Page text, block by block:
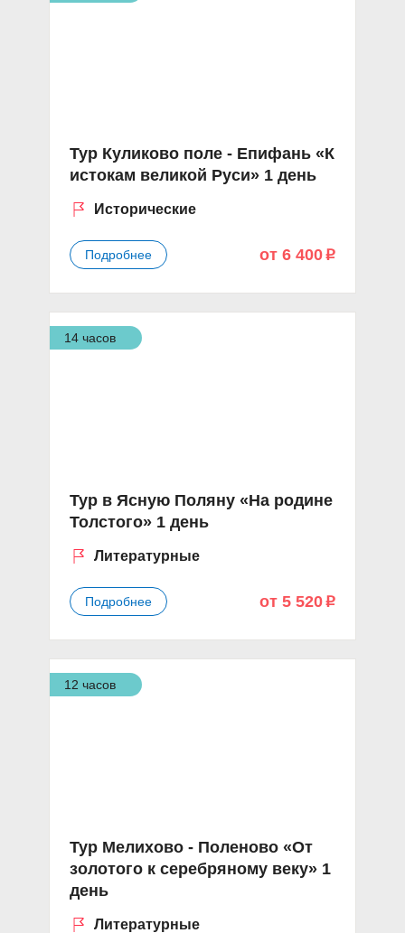
Тур Куликово поле - Епифань «К
истокам великой Руси» 1 день
Исторические
Подробнее от 6 400 p
14 часов
Тур в Ясную Поляну «На родине
Толстого» 1 день
Литературные
Подробнее от 5 520 p
12 часов
Тур Мелихово - Поленово «От
золотого к серебряному веку» 1
день
Литературные